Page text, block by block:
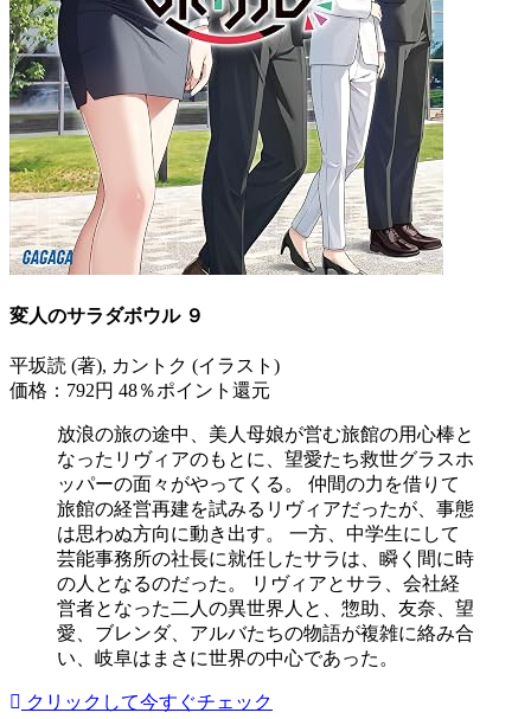
変人のサラダボウル ９
平坂読 (著), カントク (イラスト)
価格：792円 48％ポイント還元
放浪の旅の途中、美人母娘が営む旅館の用心棒と
なったリヴィアのもとに、望愛たち救世グラスホ
ッパーの面々がやってくる。 仲間の力を借りて
旅館の経営再建を試みるリヴィアだったが、事態
は思わぬ方向に動き出す。 一方、中学生にして
芸能事務所の社長に就任したサラは、瞬く間に時
の人となるのだった。 リヴィアとサラ、会社経
営者となった二人の異世界人と、惣助、友奈、望
愛、ブレンダ、アルバたちの物語が複雑に絡み合
い、岐阜はまさに世界の中心であった。
クリックして今すぐチェック